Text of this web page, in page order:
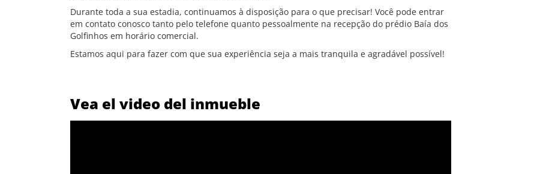
Durante toda a sua estadia, continuamos à disposição para o que precisar! Você pode entrar
em contato conosco tanto pelo telefone quanto pessoalmente na recepção do prédio Baía dos
Golfinhos em horário comercial.
Estamos aqui para fazer com que sua experiência seja a mais tranquila e agradável possível!
Vea el video del inmueble